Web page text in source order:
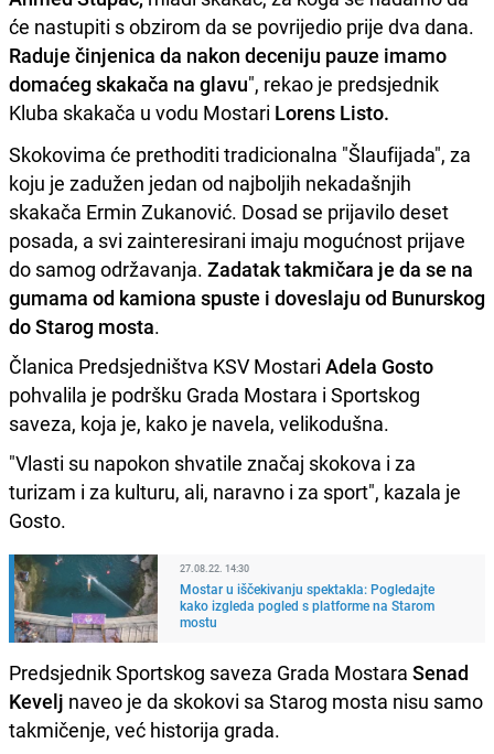
će nastupiti s obzirom da se povrijedio prije dva dana.
Raduje činjenica da nakon deceniju pauze imamo
domaćeg skakača na glavu", rekao je predsjednik
Kluba skakača u vodu Mostari Lorens Listo.
Skokovima će prethoditi tradicionalna "Šlaufijada", za
koju je zadužen jedan od najboljih nekadašnjih
skakača Ermin Zukanović. Dosad se prijavilo deset
posada, a svi zainteresirani imaju mogućnost prijave
do samog održavanja. Zadatak takmičara je da se na
gumama od kamiona spuste i doveslaju od Bunurskog
do Starog mosta.
Članica Predsjedništva KSV Mostari Adela Gosto
pohvalila je podršku Grada Mostara i Sportskog
saveza, koja je, kako je navela, velikodušna.
"Vlasti su napokon shvatile značaj skokova i za
turizam i za kulturu, ali, naravno i za sport", kazala je
Gosto.
27.08.22. 14:30
Mostar u iščekivanju spektakla: Pogledajte
kako izgleda pogled s platforme na Starom
mostu
Predsjednik Sportskog saveza Grada Mostara Senad
Kevelj naveo je da skokovi sa Starog mosta nisu samo
takmičenje, već historija grada.